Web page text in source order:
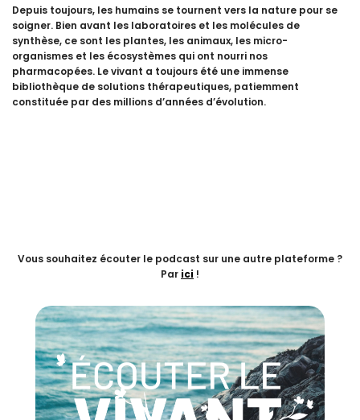
Depuis toujours, les humains se tournent vers la nature pour se
soigner. Bien avant les laboratoires et les molécules de
synthèse, ce sont les plantes, les animaux, les micro-
organismes et les écosystèmes qui ont nourri nos
pharmacopées. Le vivant a toujours été une immense
bibliothèque de solutions thérapeutiques, patiemment
constituée par des millions d’années d’évolution.
Vous souhaitez écouter le podcast sur une autre plateforme ?
Par ici !